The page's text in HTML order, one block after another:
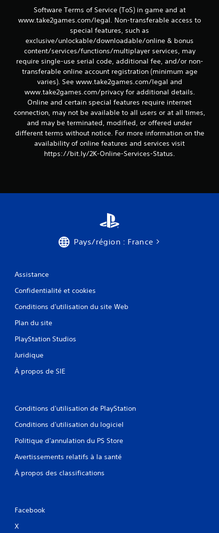
Software Terms of Service (ToS) in game and at
www.take2games.com/legal. Non-transferable access to
special features, such as
exclusive/unlockable/downloadable/online & bonus
content/services/functions/multiplayer services, may
require single-use serial code, additional fee, and/or non-
transferable online account registration (minimum age
varies). See www.take2games.com/legal and
www.take2games.com/privacy for additional details.
Online and certain special features require internet
connection, may not be available to all users or at all times,
and may be terminated, modified, or offered under
different terms without notice. For more information on the
availability of online features and services visit
https://bit.ly/2K-Online-Services-Status.
Pays/région : France
Assistance
Confidentialité et cookies
Conditions d'utilisation du site Web
Plan du site
PlayStation Studios
Juridique
À propos de SIE
Conditions d'utilisation de PlayStation
Conditions d'utilisation du logiciel
Politique d'annulation du PS Store
Avertissements relatifs à la santé
À propos des classifications
Facebook
X